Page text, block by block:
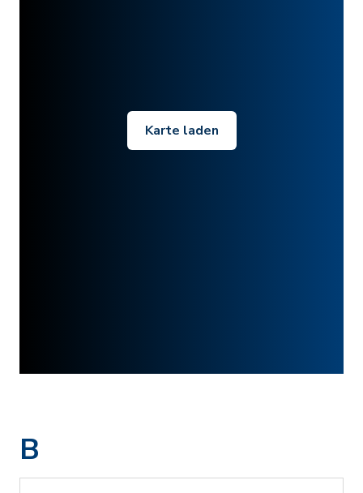
Karte laden
B